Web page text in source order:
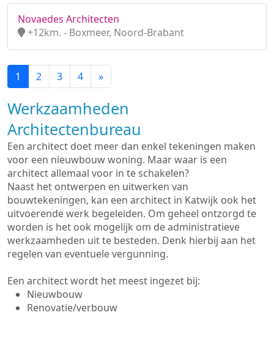
Novaedes Architecten
+12km. - Boxmeer, Noord-Brabant
1 2 3 4 »
Werkzaamheden
Architectenbureau
Een architect doet meer dan enkel tekeningen maken
voor een nieuwbouw woning. Maar waar is een
architect allemaal voor in te schakelen?
Naast het ontwerpen en uitwerken van
bouwtekeningen, kan een architect in Katwijk ook het
uitvoerende werk begeleiden. Om geheel ontzorgd te
worden is het ook mogelijk om de administratieve
werkzaamheden uit te besteden. Denk hierbij aan het
regelen van eventuele vergunning.
Een architect wordt het meest ingezet bij:
Nieuwbouw
Renovatie/verbouw